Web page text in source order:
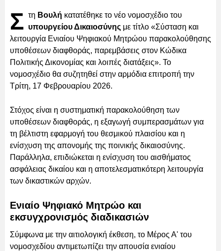
Σ τη Βουλή κατατέθηκε το νέο νομοσχέδιο του
υπουργείου Δικαιοσύνης με τίτλο «Σύσταση και
λειτουργία Ενιαίου Ψηφιακού Μητρώου παρακολούθησης
υποθέσεων διαφθοράς, παρεμβάσεις στον Κώδικα
Πολιτικής Δικονομίας και λοιπές διατάξεις». Το
νομοσχέδιο θα συζητηθεί στην αρμόδια επιτροπή την
Τρίτη, 17 Φεβρουαρίου 2026.
Στόχος είναι η συστηματική παρακολούθηση των
υποθέσεων διαφθοράς, η εξαγωγή συμπερασμάτων για
τη βέλτιστη εφαρμογή του θεσμικού πλαισίου και η
ενίσχυση της απονομής της ποινικής δικαιοσύνης.
Παράλληλα, επιδιώκεται η ενίσχυση του αισθήματος
ασφάλειας δικαίου και η αποτελεσματικότερη λειτουργία
των δικαστικών αρχών.
Ενιαίο Ψηφιακό Μητρώο και
εκσυγχρονισμός διαδικασιών
Σύμφωνα με την αιτιολογική έκθεση, το Μέρος Α' του
νομοσχεδίου αντιμετωπίζει την απουσία ενιαίου